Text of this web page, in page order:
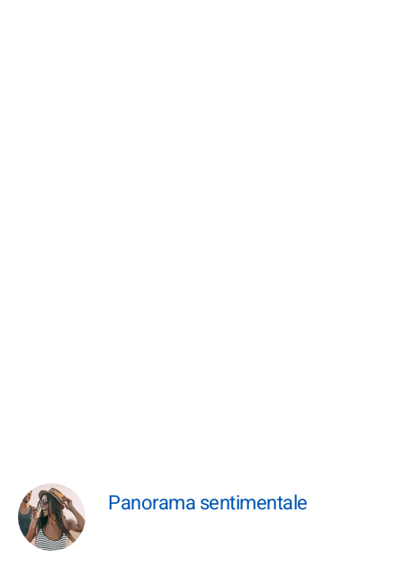
Panorama sentimentale